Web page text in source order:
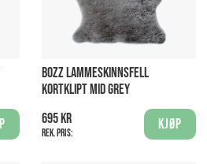
BOZZ LAMMESKINNSFELL
KORTKLIPT MID GREY
695 kr
Rek. pris:
Kjøp